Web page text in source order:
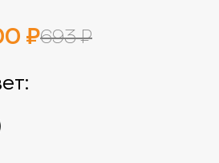
₽693 ₽